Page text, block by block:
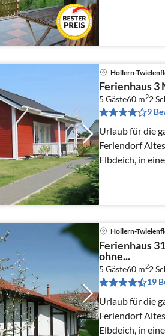
Hollern-
Ferienhaus 3
5 Gäste60 m22
9
Urlaub für die
Feriendorf
Elbdeich, in
Hollern-
Hollern-
Ferienhaus
ohne...
5 Gäste60 m22
19
Urlaub für die
Feriendorf
Elbdeich, in